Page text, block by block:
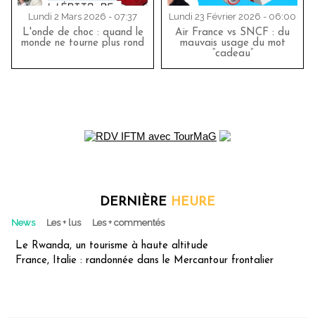
Lundi 2 Mars 2026 - 07:37
L'onde de choc : quand le
monde ne tourne plus rond
Lundi 23 Février 2026 - 06:00
Air France vs SNCF : du
mauvais usage du mot
“cadeau”
DERNIÈRE HEURE
News Les + lus Les + commentés
Le Rwanda, un tourisme à haute altitude
France, Italie : randonnée dans le Mercantour frontalier